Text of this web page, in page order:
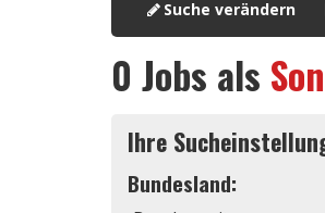
Suche verändern
0 Jobs als
Ihre
Bundesland: